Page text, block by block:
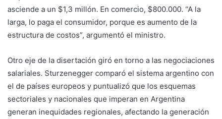
asciende a un $1,3 millón. En comercio, $800.000. “A la
larga, lo paga el consumidor, porque es aumento de la
estructura de costos”, argumentó el ministro.
Otro eje de la disertación giró en torno a las negociaciones
salariales. Sturzenegger comparó el sistema argentino con
el de países europeos y puntualizó que los esquemas
sectoriales y nacionales que imperan en Argentina
generan inequidades regionales, afectando la generación